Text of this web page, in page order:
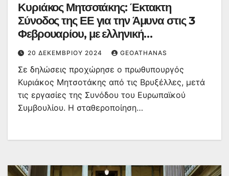
Κυριάκος Μητσοτάκης: Έκτακτη
Σύνοδος της ΕΕ για την Άμυνα στις 3
Φεβρουαρίου, με ελληνική
πρωτοβουλία
20 ΔΕΚΕΜΒΡΊΟΥ 2024 GEOATHANAS
Σε δηλώσεις προχώρησε ο πρωθυπουργός
Κυριάκος Μητσοτάκης από τις Βρυξέλλες, μετά
τις εργασίες της Συνόδου του Ευρωπαϊκού
Συμβουλίου. Η σταθεροποίηση…